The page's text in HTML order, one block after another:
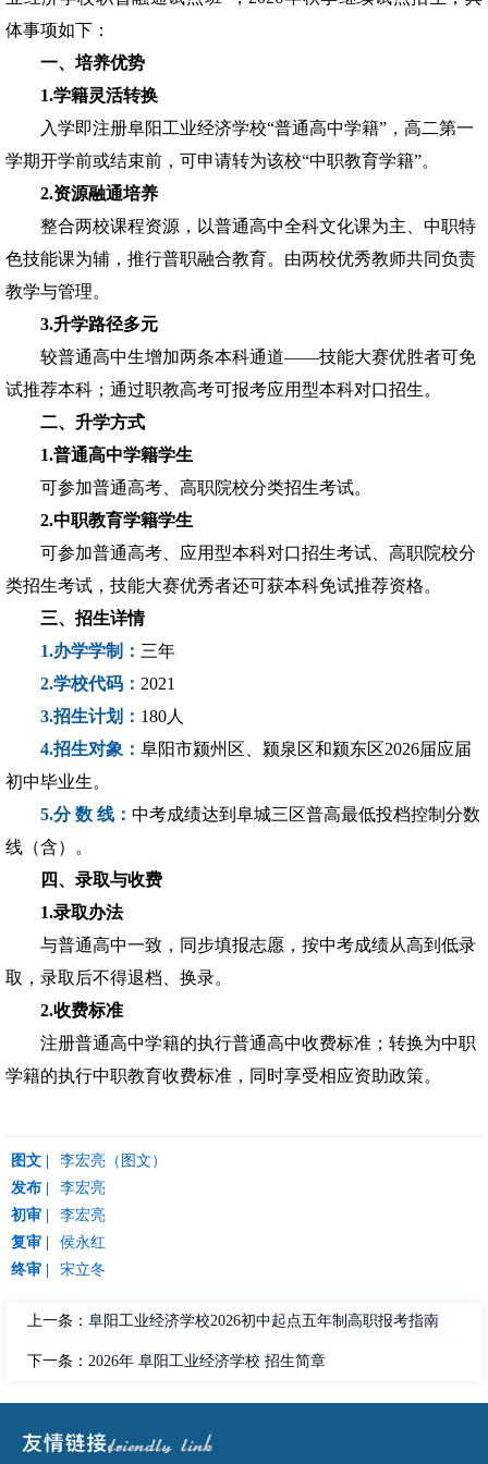
体事项如下：
一、培养优势
1.学籍灵活转换
入学即注册阜阳工业经济学校“普通高中学籍”，高二第一
学期开学前或结束前，可申请转为该校“中职教育学籍”。
2.资源融通培养
整合两校课程资源，以普通高中全科文化课为主、中职特
色技能课为辅，推行普职融合教育。由两校优秀教师共同负责
教学与管理。
3.升学路径多元
较普通高中生增加两条本科通道——技能大赛优胜者可免
试推荐本科；通过职教高考可报考应用型本科对口招生。
二、升学方式
1.普通高中学籍学生
可参加普通高考、高职院校分类招生考试。
2.中职教育学籍学生
可参加普通高考、应用型本科对口招生考试、高职院校分
类招生考试，技能大赛优秀者还可获本科免试推荐资格。
三、招生详情
1.办学学制： 三年
2.学校代码： 2021
3.招生计划： 180人
4.招生对象： 阜阳市颍州区、颍泉区和颍东区2026届应届
初中毕业生。
5.分 数 线： 中考成绩达到阜城三区普高最低投档控制分数
线（含）。
四、录取与收费
1.录取办法
与普通高中一致，同步填报志愿，按中考成绩从高到低录
取，录取后不得退档、换录。
2.收费标准
注册普通高中学籍的执行普通高中收费标准；转换为中职
学籍的执行中职教育收费标准，同时享受相应资助政策。
图文 |
李宏亮（图文）
发布 |
李宏亮
初审 |
李宏亮
复审 |
侯永红
终审 |
宋立冬
上一条： 阜阳工业经济学校2026初中起点五年制高职报考指南
下一条： 2026年 阜阳工业经济学校 招生简章